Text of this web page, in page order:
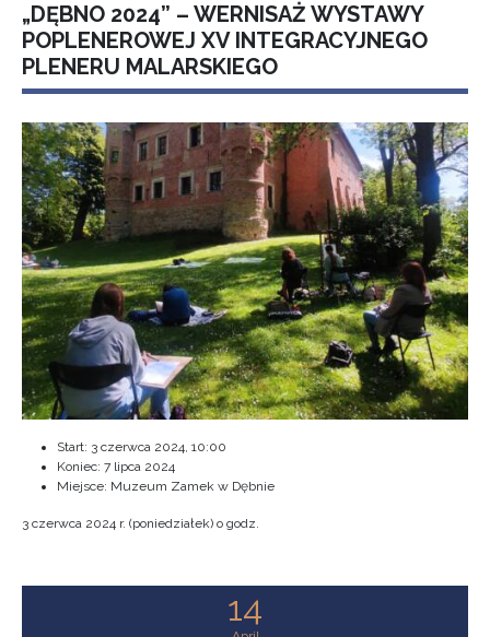
„DĘBNO 2024” – WERNISAŻ WYSTAWY
POPLENEROWEJ XV INTEGRACYJNEGO
PLENERU MALARSKIEGO
Start: 3 czerwca 2024, 10:00
Koniec: 7 lipca 2024
Miejsce: Muzeum Zamek w Dębnie
3 czerwca 2024 r. (poniedziałek) o godz.
14